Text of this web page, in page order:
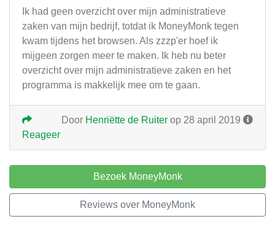
Ik had geen overzicht over mijn administratieve
zaken van mijn bedrijf, totdat ik MoneyMonk tegen
kwam tijdens het browsen. Als zzzp'er hoef ik
mijgeen zorgen meer te maken. Ik heb nu beter
overzicht over mijn administratieve zaken en het
programma is makkelijk mee om te gaan.
Door Henriëtte de Ruiter op 28 april 2019
Reageer
Bezoek MoneyMonk
Reviews over MoneyMonk